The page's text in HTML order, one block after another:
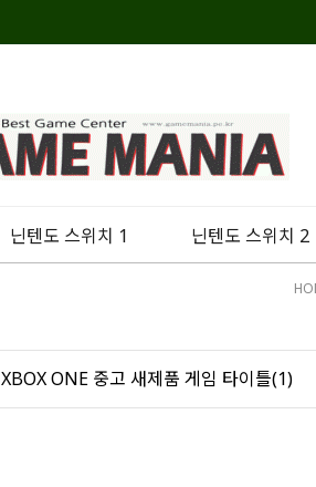
닌텐도 스위치 1 닌텐도 스위치 2
XBOX ONE 중고 새제품 게임 타이틀(1)